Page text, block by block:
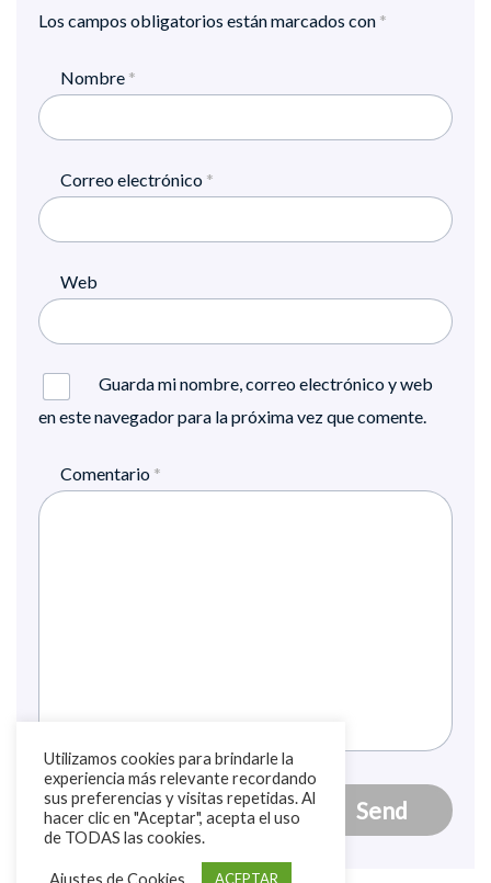
Los campos obligatorios están marcados con *
Nombre *
Correo electrónico *
Web
Guarda mi nombre, correo electrónico y web
en este navegador para la próxima vez que comente.
Comentario *
Utilizamos cookies para brindarle la
experiencia más relevante recordando
sus preferencias y visitas repetidas. Al
hacer clic en "Aceptar", acepta el uso
de TODAS las cookies.
Ajustes de Cookies ACEPTAR